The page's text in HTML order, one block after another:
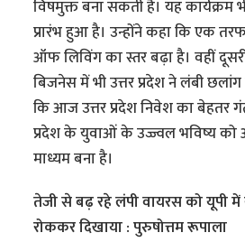
विषमुक्त बना सकती है। यह कार्यक्रम
प्रारंभ हुआ है। उन्होंने कहा कि एक
ऑफ लिविंग का स्तर बढ़ा है। वहीं
बिजनेस में भी उत्तर प्रदेश ने लंबी
कि आज उत्तर प्रदेश निवेश का बेहतर
प्रदेश के युवाओं के उज्ज्वल भविष्य
माध्यम बना है।
तेजी से बढ़ रहे लंपी वायरस को यूपी में
रोककर दिखाया : पुरुषोत्तम रूपाला